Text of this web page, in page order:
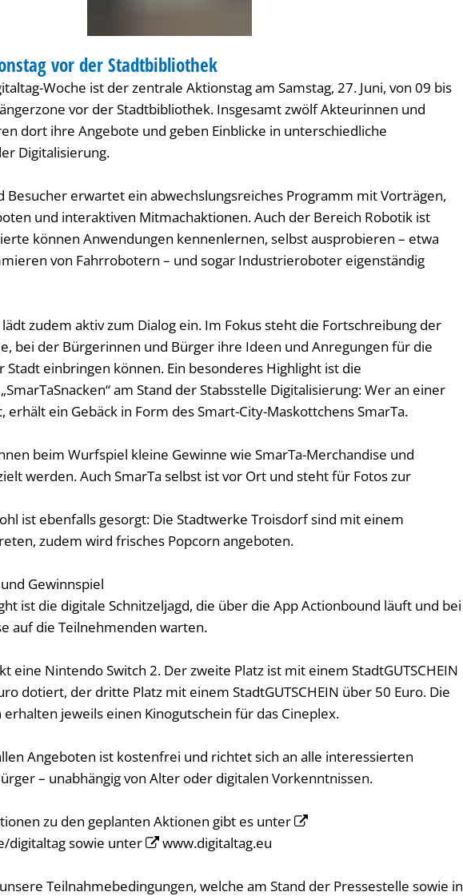
FESTvor der Stadtbibliothek
Woche ist der zentrale Aktionstag am Samstag, 27. Juni, von 09 bis
vor der Stadtbibliothek. Insgesamt zwölf Akteurinnen und
dort ihre Angebote und geben Einblicke in unterschiedliche
Digitalisierung.
Besucher erwartet ein abwechslungsreiches Programm mit Vorträgen,
und interaktiven Mitmachaktionen. Auch der Bereich Robotik ist
können Anwendungen kennenlernen, selbst ausprobieren – etwa
von Fahrrobotern – und sogar Industrieroboter eigenständig
zudem aktiv zum Dialog ein. Im Fokus steht die Fortschreibung der
bei der Bürgerinnen und Bürger ihre Ideen und Anregungen für die
Stadt einbringen können. Ein besonderes Highlight ist die
am Stand der Stabsstelle Digitalisierung: Wer an einer
ein Gebäck in Form des Smart-City-Maskottchens SmarTa.
beim Wurfspiel kleine Gewinne wie SmarTa-Merchandise und
werden. Auch SmarTa selbst ist vor Ort und steht für Fotos zur
ist ebenfalls gesorgt: Die Stadtwerke Troisdorf sind mit einem
zudem wird frisches Popcorn angeboten.
Gewinnspiel
ist die digitale Schnitzeljagd, die über die App Actionbound läuft und bei
auf die Teilnehmenden warten.
eine Nintendo Switch 2. Der zweite Platz ist mit einem StadtGUTSCHEIN
dotiert, der dritte Platz mit einem StadtGUTSCHEIN über 50 Euro. Die
erhalten jeweils einen Kinogutschein für das Cineplex.
Angeboten ist kostenfrei und richtet sich an alle interessierten
– unabhängig von Alter oder digitalen Vorkenntnissen.
zu den geplanten Aktionen gibt es unter
digitaltagsowie unter www.digitaltag.eu
Teilnahmebedingungen, welche am Stand der Pressestelle sowie in